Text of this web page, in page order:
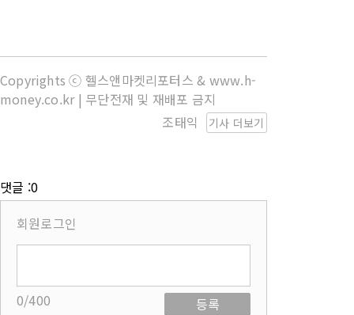
Copyrights ⓒ 헬스앤마켓리포터스 & www.h-
money.co.kr | 무단전재 및 재배포 금지
기사 더보기
조태익
댓글 :0
회원로그인
0/400
등록